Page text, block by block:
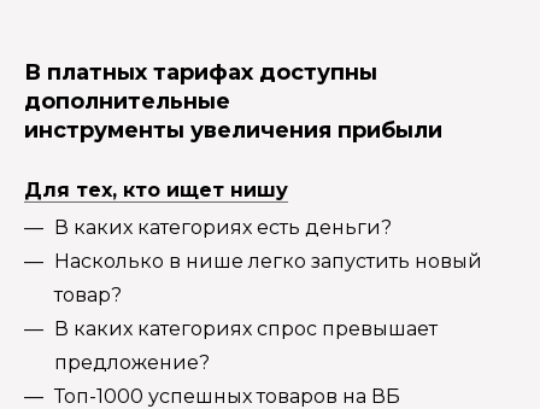
В платных тарифах доступны
дополнительные
инструменты увеличения прибыли
Для тех, кто ищет нишу
В каких категориях есть деньги?
Насколько в нише легко запустить новый
товар?
В каких категориях спрос превышает
предложение?
Топ-1000 успешных товаров на ВБ